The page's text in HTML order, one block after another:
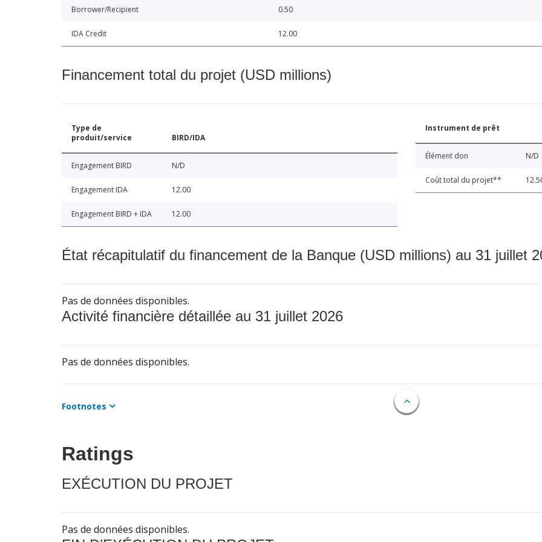
Borrower/Recipient 0.50
IDA Credit 12.00
Financement total du projet (USD millions)
Type de
produit/service
BIRD/IDA
Engagement BIRD N/D
Engagement IDA 12.00
Engagement BIRD + IDA 12.00
Instrument de prêt
Élément don N/D
Coût total du projet**
État récapitulatif du financement de la Banque (USD millions) au 31 juillet
Pas de données disponibles.
Activité financière détaillée au 31 juillet 2026
Pas de données disponibles.
Footnotes
Ratings
EXÉCUTION DU PROJET
Pas de données disponibles.